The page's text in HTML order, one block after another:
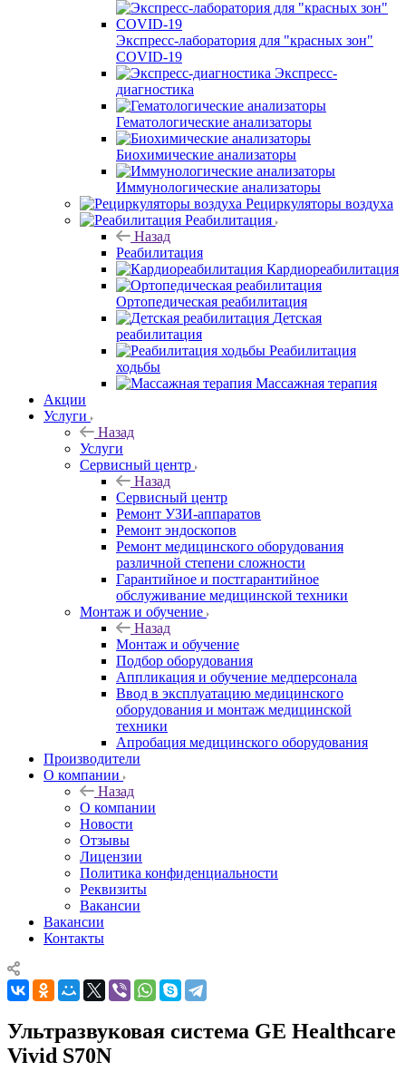
Экспресс-лаборатория для "красных зон"
COVID-19
Экспресс-
диагностика
Гематологические анализаторы
Биохимические анализаторы
Иммунологические анализаторы
Рециркуляторы воздуха
Реабилитация
Назад
Реабилитация
Кардиореабилитация
Ортопедическая реабилитация
Детская
реабилитация
Реабилитация
ходьбы
Массажная терапия
Акции
Услуги
Назад
Услуги
Сервисный центр
Назад
Сервисный центр
Ремонт УЗИ-аппаратов
Ремонт эндоскопов
Ремонт медицинского оборудования
различной степени сложности
Гарантийное и постгарантийное
обслуживание медицинской техники
Монтаж и обучение
Назад
Монтаж и обучение
Подбор оборудования
Аппликация и обучение медперсонала
Ввод в эксплуатацию медицинского
оборудования и монтаж медицинской
техники
Апробация медицинского оборудования
Производители
О компании
Назад
О компании
Новости
Отзывы
Лицензии
Политика конфиденциальности
Реквизиты
Вакансии
Вакансии
Контакты
Ультразвуковая система GE Healthcare
Vivid S70N